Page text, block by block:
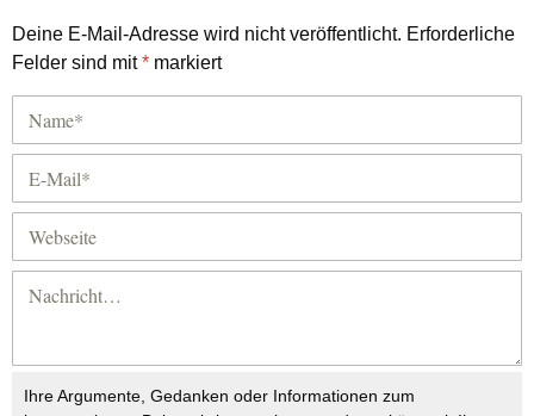
Deine E-Mail-Adresse wird nicht veröffentlicht. Erforderliche
Felder sind mit* markiert
Ihre Argumente, Gedanken oder Informationen zum